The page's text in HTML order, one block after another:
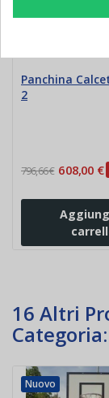
Panchina
2
796,66 € 608,00 €
16 Altri
Categoria:
Nuovo